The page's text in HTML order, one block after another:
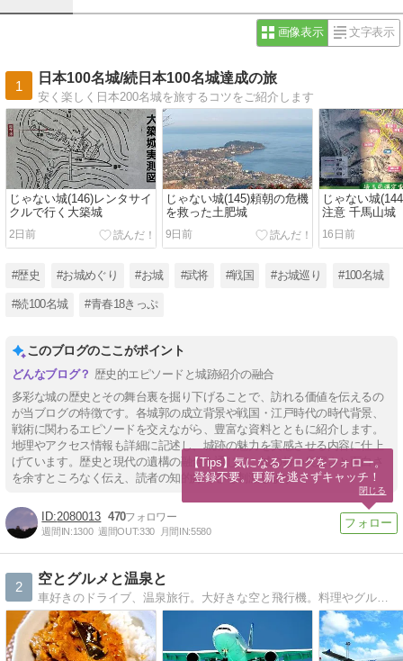
画像表示 文字表示
1
日本100名城/続日本100名城達成の旅
安く楽しく日本200名城を旅するコツをご紹介します
じゃない城(146)レンタサイ
クルで行く大築城
2日前
じゃない城(145)頼朝の危機
を救った土肥城
9日前
じゃない城
注意 千馬山城
16日前
#歴史 #お城めぐり #お城 #武将 #戦国 #お城巡り #100名城
#続100名城 #青春18きっぷ
このブログのここがポイント
歴史的エピソードと城跡紹介の融合
多彩な城の歴史とその舞台裏を掘り下げることで、訪れる価値を伝えるの
が当ブログの特徴です。各城郭の成立背景や戦国・江戸時代の時代背景、
戦術に関わるエピソードを交えながら、豊富な資料とともに紹介します。
地理やアクセス情報も詳細に記述し、城跡の魅力を実感させる内容に仕上
げています。歴史と現代の遺構の融合を通じて、城の持つ奥深さと面白さ
を余すところなく伝え、読者の知的好奇心を刺激します。
2080013 470
週間IN:1300 週間OUT:330 月間IN:5580
2
空とグルメと温泉と
車好きのドライブ、温泉旅行。大好きな空と飛行機。料理やグルメ情報も。
【Tips】気になるブログをフォロー。
登録不要。更新を逃さずキャッチ！
閉じる